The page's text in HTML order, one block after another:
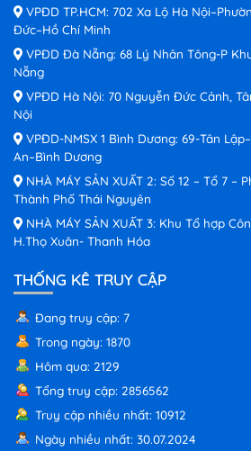
VPĐD TP.HCM: 702 Xa Lộ Hà
Đức–Hồ Chí Minh
VPĐD Đà Nẵng: 68 Lý Nhân Tông-P
Nẵng
VPĐD Hà Nội: 70 Nguyễn Đức Cảnh,
Nội
VPĐD-NMSX 1 Bình Dương: 69-Tân
An–Bình Dương
NHÀ MÁY SẢN XUẤT 2: Số 12 – Tổ 7 –
Thành Phố Thái Nguyên
NHÀ MÁY SẢN XUẤT 3: Khu Tổ hợp
H.Thọ Xuân- Thanh Hóa
THỐNG KÊ TRUY CẬP
Đang truy cập: 7
Trong ngày: 1870
Hôm qua: 2129
Tổng truy cập: 2856562
Truy cập nhiều nhất: 10912
Ngày nhiều nhất: 30.07.2024